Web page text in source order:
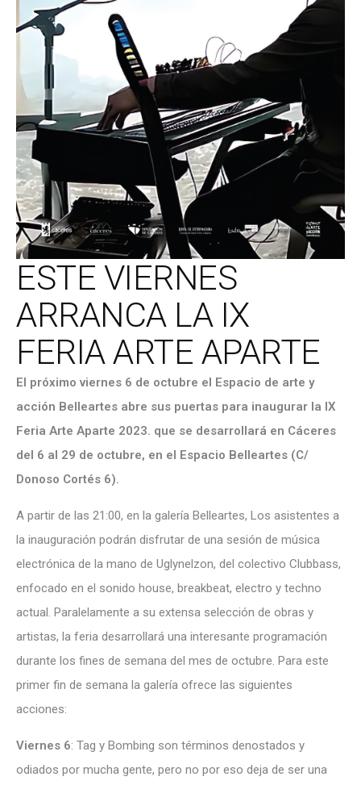
ESTE VIERNES
ARRANCA LA IX
FERIA ARTE APARTE
El próximo viernes 6 de octubre el Espacio de arte y
acción Belleartes abre sus puertas para inaugurar la IX
Feria Arte Aparte 2023. que se desarrollará en Cáceres
del 6 al 29 de octubre, en el Espacio Belleartes (C/
Donoso Cortés 6).
A partir de las 21:00, en la galería Belleartes, Los asistentes a
la inauguración podrán disfrutar de una sesión de música
electrónica de la mano de Uglynelzon, del colectivo Clubbass,
enfocado en el sonido house, breakbeat, electro y techno
actual. Paralelamente a su extensa selección de obras y
artistas, la feria desarrollará una interesante programación
durante los fines de semana del mes de octubre. Para este
primer fin de semana la galería ofrece las siguientes
acciones:
Viernes 6: Tag y Bombing son términos denostados y
odiados por mucha gente, pero no por eso deja de ser una